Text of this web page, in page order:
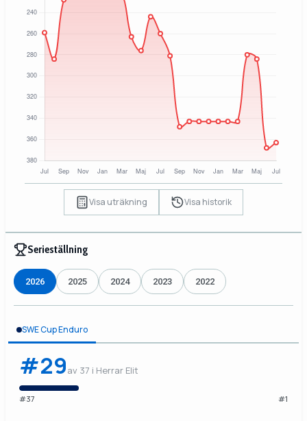
Visa uträkning Visa historik
Serieställning
2026 2025 2024 2023 2022
SWE Cup Enduro
#29av 37 i Herrar Elit
#37 #1